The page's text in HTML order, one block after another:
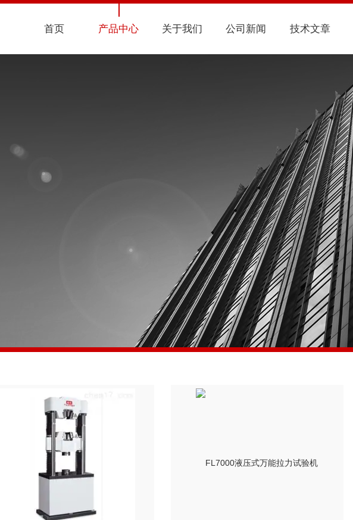
首页 产品中心 关于我们 公司新闻 技术文章